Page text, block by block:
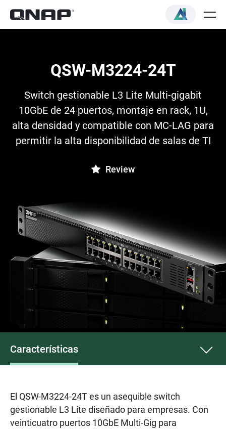
QSW-M3224-24T
Switch gestionable L3 Lite Multi-gigabit
10GbE de 24 puertos, montaje en rack, 1U,
alta densidad y compatible con MC-LAG para
permitir la alta disponibilidad de salas de TI
Review
Características
El QSW-M3224-24T es un asequible switch
gestionable L3 Lite diseñado para empresas. Con
veinticuatro puertos 10GbE Multi-Gig para